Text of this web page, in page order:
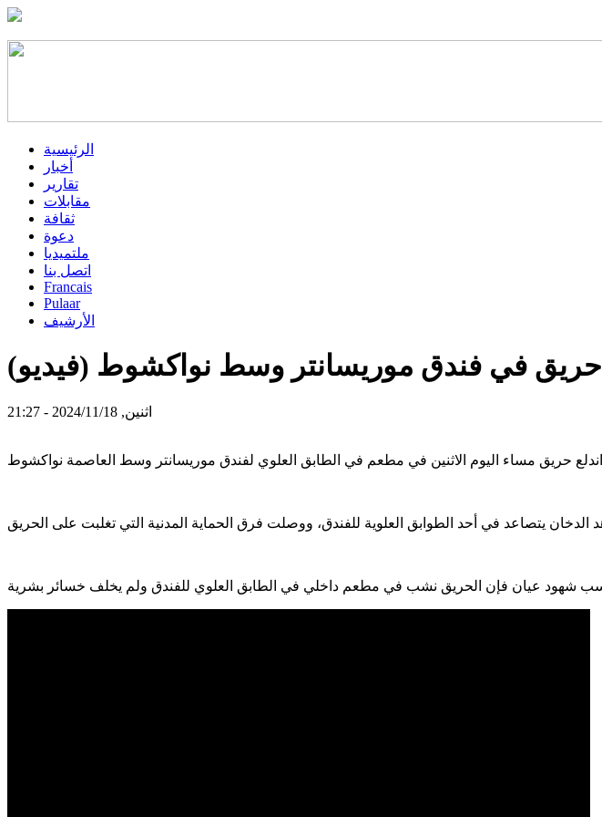
الرئيسية
أخبار
تقارير
مقابلات
ثقافة
دعوة
ملتميديا
اتصل بنا
Francais
Pulaar
الأرشيف
حريق في فندق موريسانتر وسط نواكشوط (فيديو)
اثنين, 2024/11/18 - 21:27